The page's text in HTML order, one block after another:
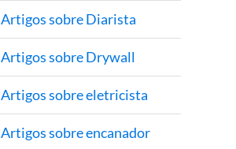
Artigos sobre Diarista
Artigos sobre Drywall
Artigos sobre eletricista
Artigos sobre encanador